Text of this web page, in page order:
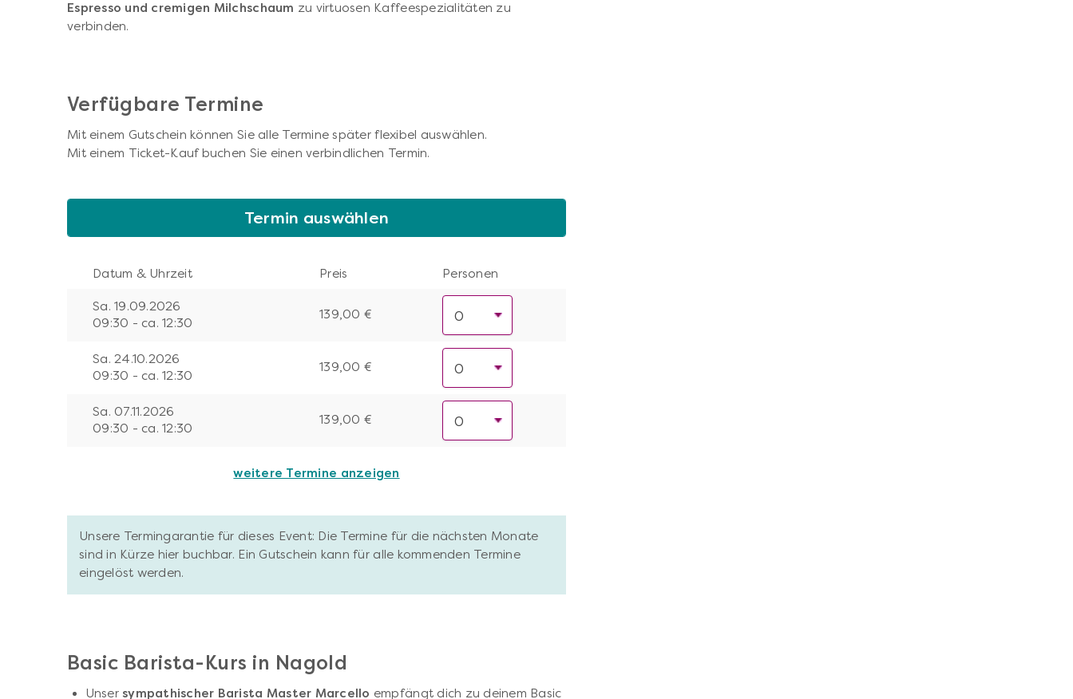
Espresso und cremigen Milchschaum zu virtuosen Kaffeespezialitäten zu
verbinden.
Verfügbare Termine
Mit einem Gutschein können Sie alle Termine später flexibel auswählen.
Mit einem Ticket-Kauf buchen Sie einen verbindlichen Termin.
Termin auswählen
Datum & Uhrzeit Preis Personen
Sa. 19.09.2026
09:30 - ca. 12:30
139,00 €
Sa. 24.10.2026
09:30 - ca. 12:30
139,00 €
Sa. 07.11.2026
09:30 - ca. 12:30
139,00 €
weitere Termine anzeigen
Unsere Termingarantie für dieses Event: Die Termine für die nächsten Monate
sind in Kürze hier buchbar. Ein Gutschein kann für alle kommenden Termine
eingelöst werden.
Basic Barista-Kurs in Nagold
Unser sympathischer Barista Master Marcello empfängt dich zu deinem Basic